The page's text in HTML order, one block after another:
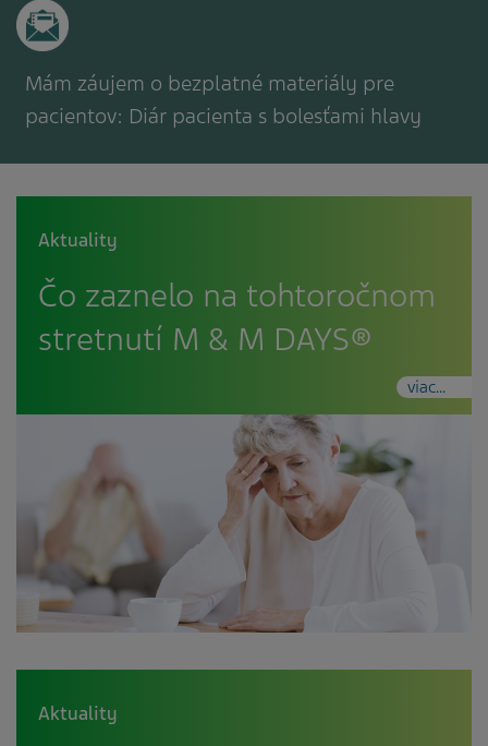
Mám záujem o bezplatné materiály pre
pacientov: Diár pacienta s bolesťami hlavy
Aktuality
Čo zaznelo na tohtoročnom
stretnutí M & M DAYS®
viac...
Aktuality